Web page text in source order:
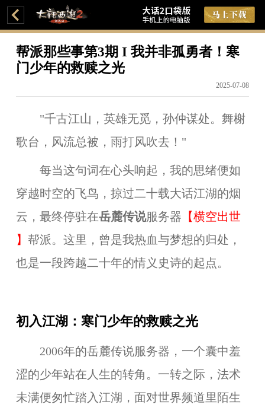
帮派那些事第3期 I 我并非孤勇者！寒
门少年的救赎之光
2025-07-08
"千古江山，英雄无觅，孙仲谋处。舞榭
歌台，风流总被，雨打风吹去！"
每当这句词在心头响起，我的思绪便如
穿越时空的飞鸟，掠过二十载大话江湖的烟
云，最终停驻在岳麓传说服务器 【横空出世
】 帮派。这里，曾是我热血与梦想的归处，
也是一段跨越二十年的情义史诗的起点。
初入江湖：寒门少年的救赎之光
2006年的岳麓传说服务器，一个囊中羞
涩的少年站在人生的转角。一转之际，法术
未满便匆忙踏入江湖，面对世界频道里陌生